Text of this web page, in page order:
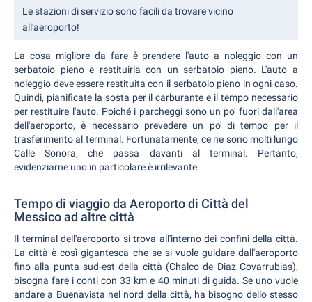
Le stazioni di servizio sono facili da trovare vicino
all'aeroporto!
La cosa migliore da fare è prendere l'auto a noleggio con un
serbatoio pieno e restituirla con un serbatoio pieno. L'auto a
noleggio deve essere restituita con il serbatoio pieno in ogni caso.
Quindi, pianificate la sosta per il carburante e il tempo necessario
per restituire l'auto. Poiché i parcheggi sono un po' fuori dall'area
dell'aeroporto, è necessario prevedere un po' di tempo per il
trasferimento al terminal. Fortunatamente, ce ne sono molti lungo
Calle Sonora, che passa davanti al terminal. Pertanto,
evidenziarne uno in particolare è irrilevante.
Tempo di viaggio da Aeroporto di Città del
Messico ad altre città
Il terminal dell'aeroporto si trova all'interno dei confini della città.
La città è così gigantesca che se si vuole guidare dall'aeroporto
fino alla punta sud-est della città (Chalco de Diaz Covarrubias),
bisogna fare i conti con 33 km e 40 minuti di guida. Se uno vuole
andare a Buenavista nel nord della città, ha bisogno dello stesso